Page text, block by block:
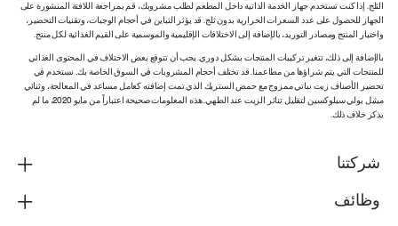
الثلج. إذا كنت تستخدم جهاز الخدمة الذاتية داخل المطعم لطلب مشروبك، قم بمراجعة اللافتة المنشورة على
الجهاز للحصول على عدد السعرات الحرارية بدون ثلج. قد يؤثر التباين في أحجام الوجبات، وتقنيات التحضير،
واختبار المنتج ومصادر التوريد، بالإضافة إلى الاختلافات الإقليمية والموسمية على القيم الغذائية لكل منتج.
بالإضافة إلى ذلك، تتغير تركيبات المنتجات بشكل دوري. يجب أن تتوقع بعض الاختلاف في المحتوى الغذائي
للمنتجات التي يتم شراؤها من مطاعمنا. قد تختلف أحجام المشروبات في السوق الخاصة بك. نستخدم في
تحضير الأصناف زيت نباتي ممزوج مع حمض الستريك الذي تمت إضافته كعامل مساعد في المعالجة، وثنائي
ميثيل بولي سيلوكسين لتقليل تناثر الزيت عند الطهي. هذه المعلومات صحيحة اعتباراً من مايو 2020، ما لم
يذكر خلاف ذلك.
شركتنا
وظائف